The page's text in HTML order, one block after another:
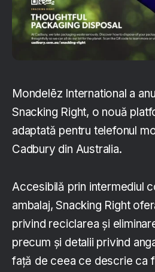
Mondelēz International a
Snacking Right, o nouă
adaptată pentru telefonul
Cadbury din Australia.
Accesibilă prin intermediul
ambalaj, Snacking Right
privind reciclarea și
precum și detalii privind
față de ceea ce descrie ca